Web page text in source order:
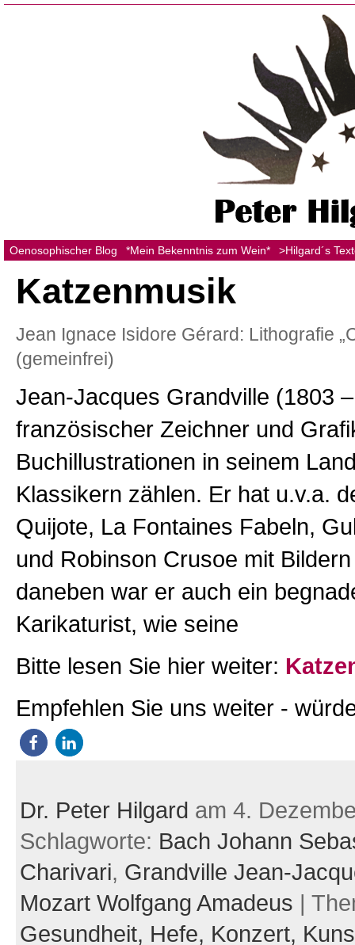
Oenosophischer Blog *Mein Bekenntnis zum Wein* >Hilgard´s
Katzenmusik
Jean Ignace Isidore Gérard: Lithografie
(gemeinfrei)
Jean-Jacques Grandville (1803
französischer Zeichner und
Buchillustrationen in seinem
Klassikern zählen. Er hat u.v.a.
Quijote, La Fontaines Fabeln,
und Robinson Crusoe mit
daneben war er auch ein
Karikaturist, wie seine
Bitte lesen Sie hier weiter:
Empfehlen Sie uns weiter -
Dr. Peter Hilgard am 4.
Schlagworte: Bach Johann
Charivari, Grandville Jean-
Mozart Wolfgang Amadeus |
Gesundheit, Hefe, Konzert,